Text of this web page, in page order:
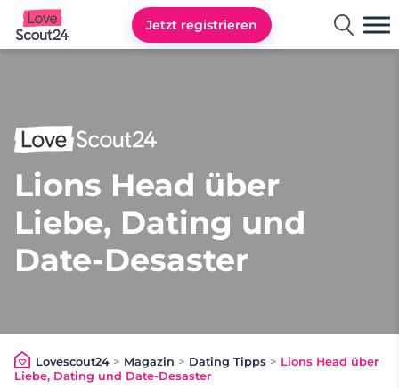
Lovescout24
Jetzt registrieren
Lions Head über
Liebe, Dating und
Date-Desaster
Lovescout24> Magazin > Dating Tipps > Lions Head über
Liebe, Dating und Date-Desaster